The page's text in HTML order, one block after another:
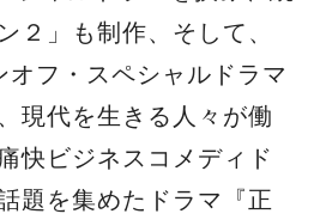
２」も制作、そして、
オフ・スペシャルドラマ
現代を生きる人々が働
快ビジネスコメディド
題を集めたドラマ『正